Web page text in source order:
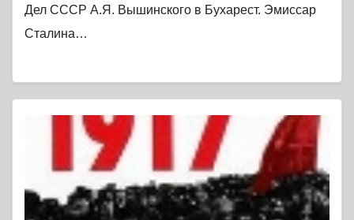
Дел СССР А.Я. Вышинского в Бухарест. Эмиссар
Сталина…